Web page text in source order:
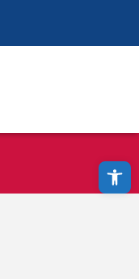
Abrir a barra de ferramentas